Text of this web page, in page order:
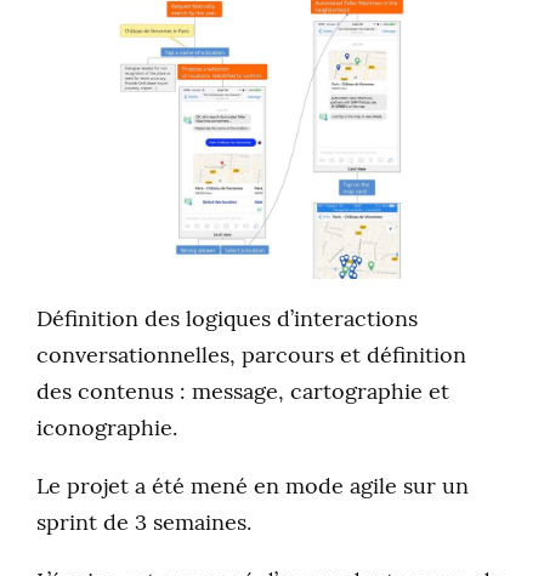
Définition des logiques d’interactions
conversationnelles, parcours et définition
des contenus : message, cartographie et
iconographie.
Le projet a été mené en mode agile sur un
sprint de 3 semaines.